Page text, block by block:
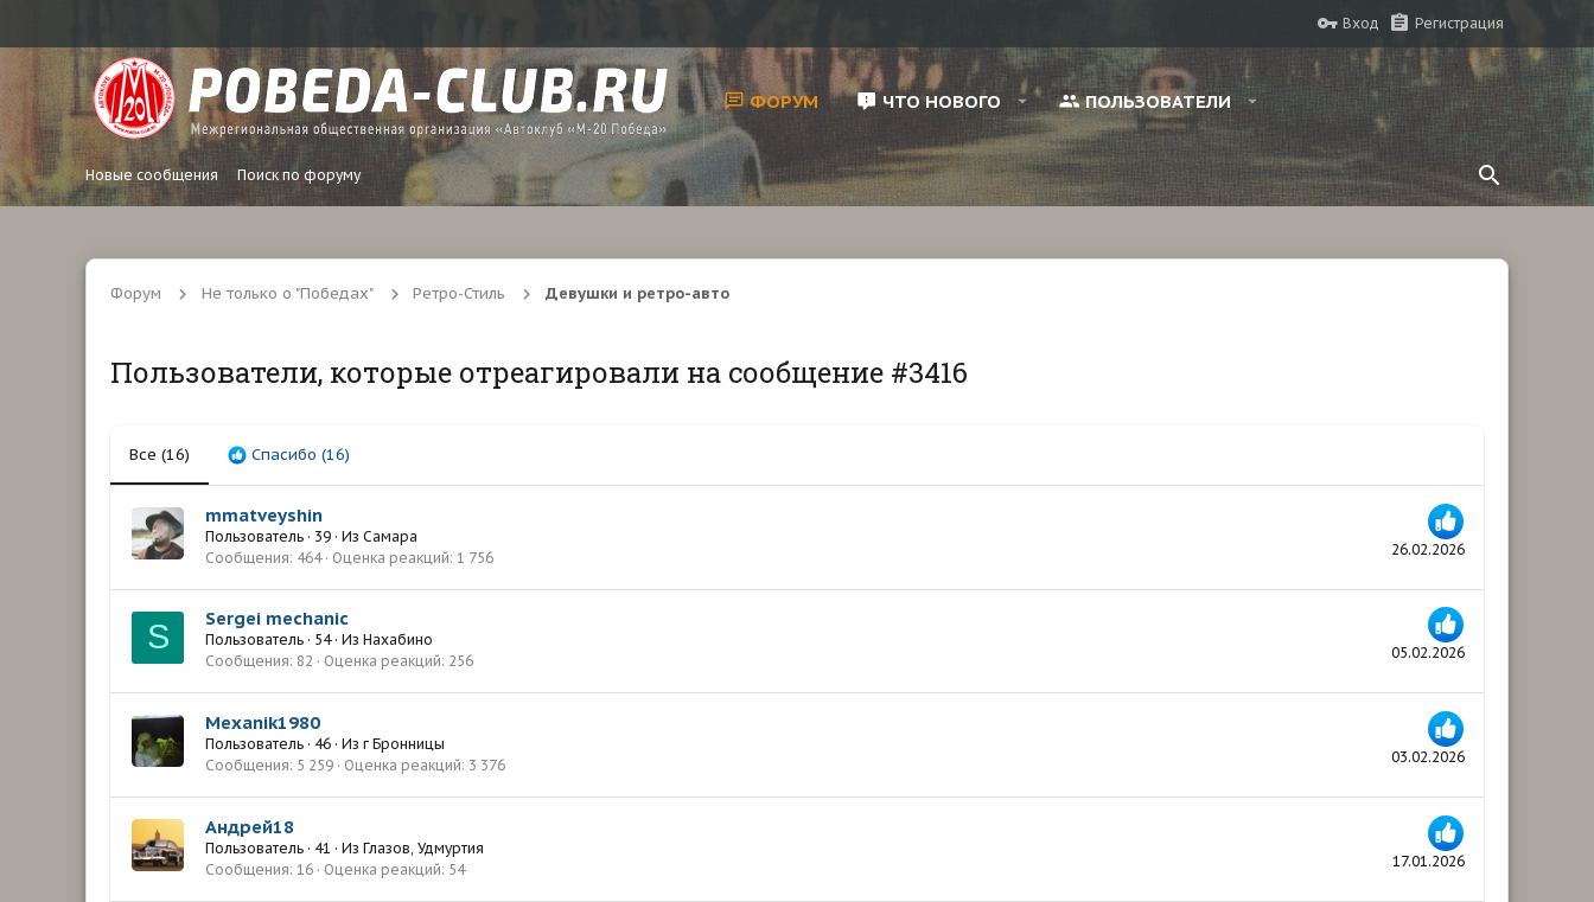
Вход Регистрация
ФОРУМ ЧТО НОВОГО ПОЛЬЗОВАТЕЛИ
Новые сообщения Поиск по форуму
Форум Не только о "Победах" Ретро-Стиль Девушки и ретро-авто
Пользователи, которые отреагировали на сообщение #3416
Все (16) Спасибо (16)
26.02.2026
mmatveyshin
Пользователь · 39 · Из Самара
Сообщения 464 Оценка реакций 1 756
S 05.02.2026
Sergei mechanic
Пользователь · 54 · Из Нахабино
Сообщения 82 Оценка реакций 256
03.02.2026
Mexanik1980
Пользователь · 46 · Из г Бронницы
Сообщения 5 259 Оценка реакций 3 376
17.01.2026
Андрей18
Пользователь · 41 · Из Глазов, Удмуртия
Сообщения 16 Оценка реакций 54